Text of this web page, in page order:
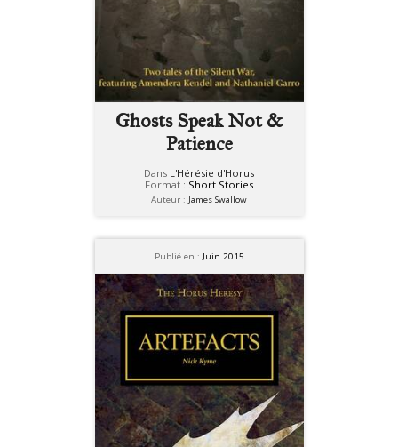
Ghosts Speak Not &
Patience
Dans L'Hérésie d'Horus
Format : Short Stories
Auteur : James Swallow
Publié en : Juin 2015